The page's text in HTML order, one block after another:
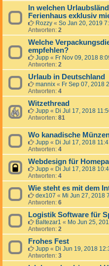
In welchen
Ferienhaus exklusiv
Rozzy « So Jan 20, 2019
Antworten: 2
Welche
empfehlen?
Jupp « Fr Nov 09, 2018
Antworten: 2
Urlaub in Deutschland
mannix « Fr Sep 07, 2018
Antworten: 4
Witzethread
Jupp « Di Jul 17, 2018
Antworten: 81
Wo kanadische
Jupp « Di Jul 17, 2018
Antworten: 4
Webdesign für
Jupp « Di Jul 17, 2018
Antworten: 4
Wie steht es mit dem
dex107 « Mi Jun 27, 2018
Antworten: 6
Logistik Software für
Baltezar1 « Mo Jun 25,
Antworten: 2
Frohes Fest
Jupp « Di Jun 19, 2018
Antworten: 3